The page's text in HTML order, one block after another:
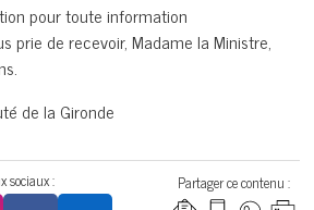
pour toute information
prie de recevoir, Madame la Ministre,
de la Gironde
Partager ce contenu :
sociaux :